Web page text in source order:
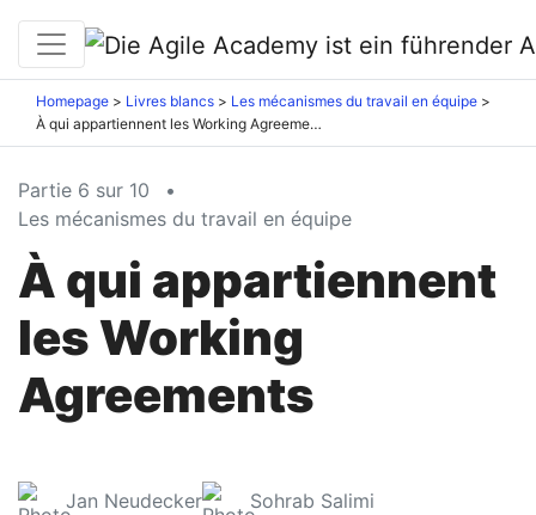
Homepage Livres blancs
Les mécanismes du travail en équipe
À qui appartiennent les Working Agreements
Partie 6 sur 10
•
Les mécanismes du travail en équipe
À qui appartiennent
les Working
Agreements
Jan Neudecker
Sohrab Salimi